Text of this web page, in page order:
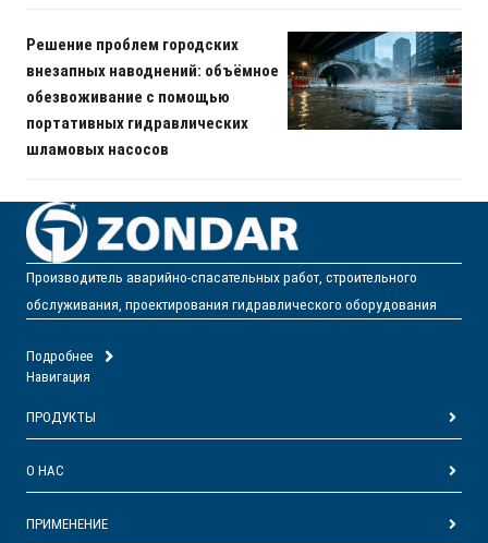
Решение проблем городских
внезапных наводнений: объёмное
обезвоживание с помощью
портативных гидравлических
шламовых насосов
Производитель аварийно-спасательных работ, строительного
обслуживания, проектирования гидравлического оборудования
Подробнее
Навигация
ПРОДУКТЫ
О НАС
ПРИМЕНЕНИЕ